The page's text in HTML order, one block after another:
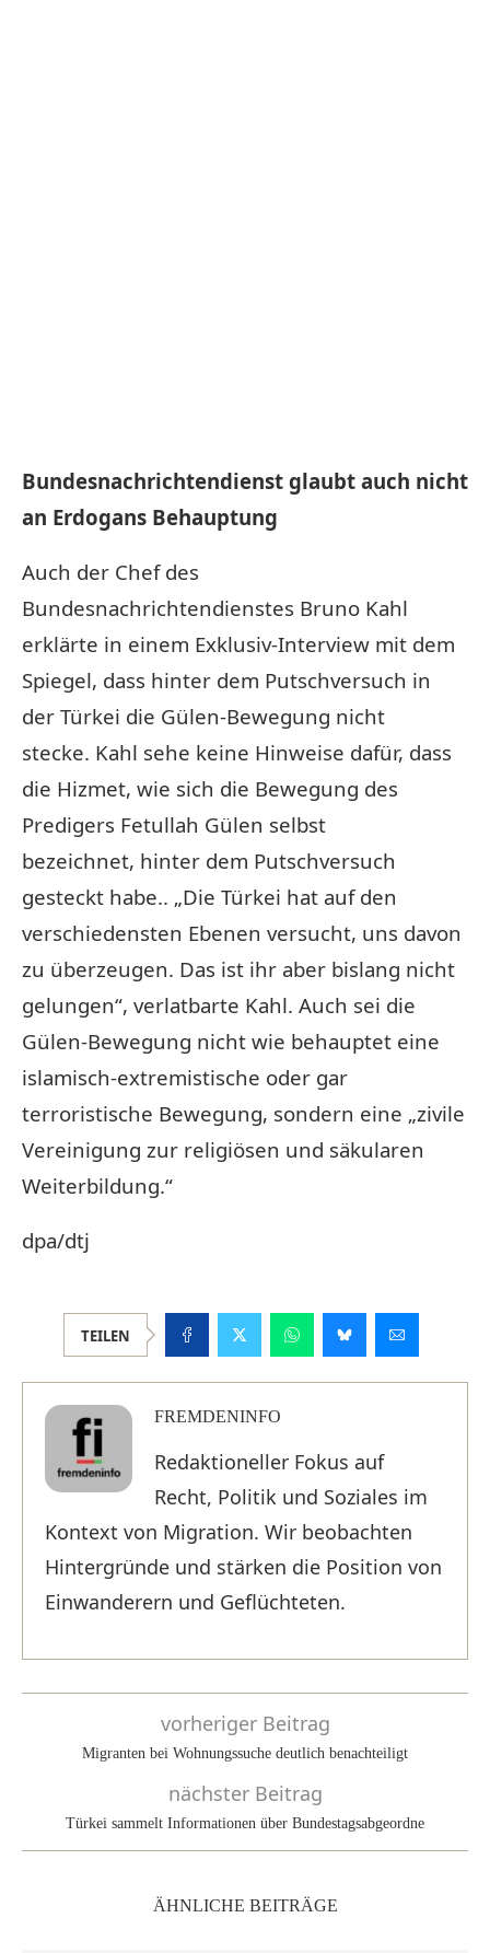
Bundesnachrichtendienst glaubt auch nicht
an Erdogans Behauptung
Auch der Chef des
Bundesnachrichtendienstes Bruno Kahl
erklärte in einem Exklusiv-Interview mit dem
Spiegel, dass hinter dem Putschversuch in
der Türkei die Gülen-Bewegung nicht
stecke. Kahl sehe keine Hinweise dafür, dass
die Hizmet, wie sich die Bewegung des
Predigers Fetullah Gülen selbst
bezeichnet, hinter dem Putschversuch
gesteckt habe.. „Die Türkei hat auf den
verschiedensten Ebenen versucht, uns davon
zu überzeugen. Das ist ihr aber bislang nicht
gelungen“, verlatbarte Kahl. Auch sei die
Gülen-Bewegung nicht wie behauptet eine
islamisch-extremistische oder gar
terroristische Bewegung, sondern eine „zivile
Vereinigung zur religiösen und säkularen
Weiterbildung.“
dpa/dtj
TEILEN
FREMDENINFO
Redaktioneller Fokus auf
Recht, Politik und Soziales im
Kontext von Migration. Wir beobachten
Hintergründe und stärken die Position von
Einwanderern und Geflüchteten.
vorheriger Beitrag
Migranten bei Wohnungssuche deutlich benachteiligt
nächster Beitrag
Türkei sammelt Informationen über Bundestagsabgeordne
ÄHNLICHE BEITRÄGE